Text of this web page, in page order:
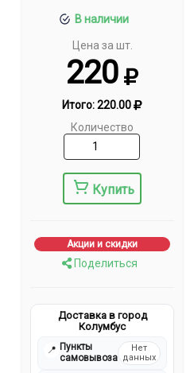
В наличии
Цена за шт.
220
Итого:220.00
Количество
Купить
Акции и скидки
Поделиться
Доставка в город
Колумбус
📍 Пункты
самовывоза
Нет
данных